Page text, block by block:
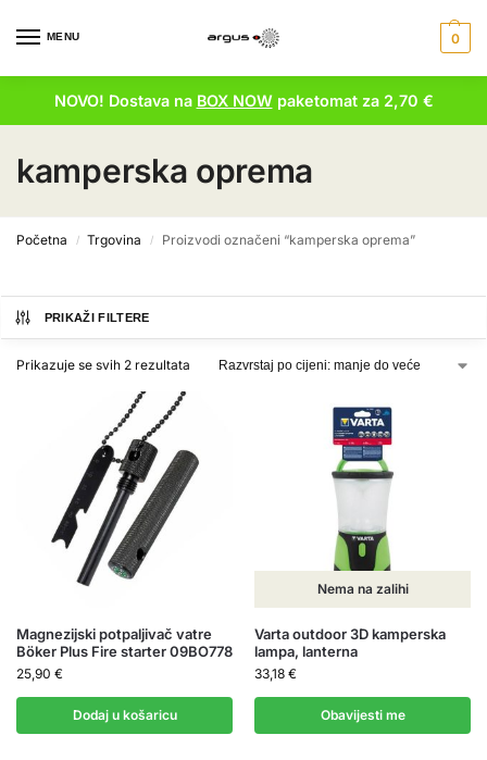
MENU 0
NOVO! Dostava na BOX NOWpaketomat za 2,70 €
kamperska oprema
Početna / Trgovina / Proizvodi označeni “kamperska oprema”
PRIKAŽI FILTERE
Prikazuje se svih 2 rezultata
Magnezijski potpaljivač vatre
Böker Plus Fire starter 09BO778
25,90 €
Dodaj u košaricu
Nema na zalihi
Varta outdoor 3D kamperska
lampa, lanterna
33,18 €
Obavijesti me